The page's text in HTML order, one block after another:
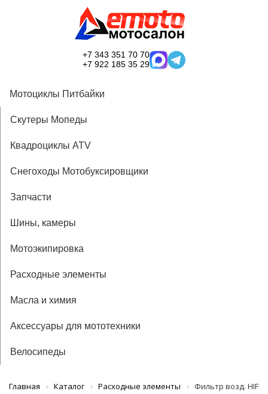
+7 343 351 70 70
+7 922 185 35 29
Мотоциклы Питбайки
Скутеры Мопеды
Квадроциклы ATV
Снегоходы Мотобуксировщики
Запчасти
Шины, камеры
Мотоэкипировка
Расходные элементы
Масла и химия
Аксессуары для мототехники
Велосипеды
Главная Каталог Расходные элементы Фильтр возд.